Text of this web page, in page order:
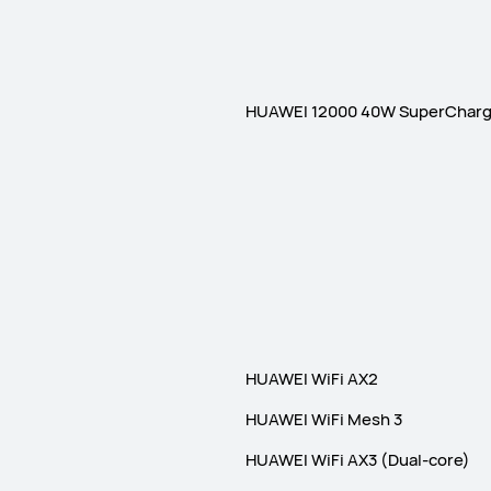
HUAWEI 12000 40W
HUAWEI WiFi AX2
HUAWEI WiFi Mesh 3
HUAWEI WiFi AX3 (Dual-core)